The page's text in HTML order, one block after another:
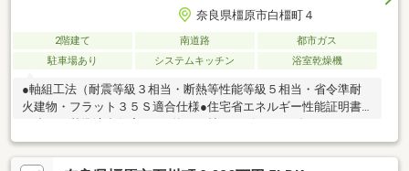
奈良県橿原市白橿町４
2階建て 南道路
都市ガス
駐車場あり
システムキッチン 浴室乾燥機
●軸組工法（耐震等級３相当・断熱等性能等級５相当・省令準耐
火建物・フラット３５Ｓ適合仕様●住宅省エネルギー性能証明書
キッチンはガス温水床暖房が採用されているため、床全体が均等
に暖かくなり、足元から暖かさを感じられます●浴室暖房乾燥機